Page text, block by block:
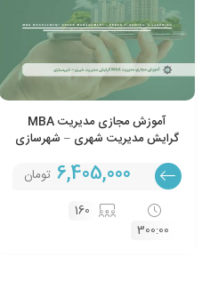
آموزش مجازی مدیریت MBA
گرایش مدیریت شهری – شهرسازی
6,405,000 تومان
300:00
160